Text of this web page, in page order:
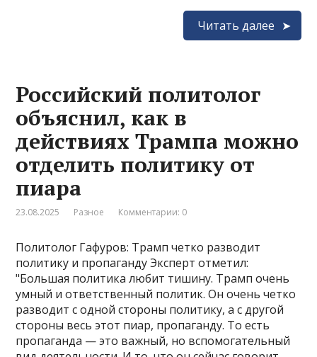
Читать далее
Российский политолог
объяснил, как в
действиях Трампа можно
отделить политику от
пиара
23.08.2025 Разное Комментарии: 0
Политолог Гафуров: Трамп четко разводит
политику и пропаганду Эксперт отметил:
"Большая политика любит тишину. Трамп очень
умный и ответственный политик. Он очень четко
разводит с одной стороны политику, а с другой
стороны весь этот пиар, пропаганду. То есть
пропаганда — это важный, но вспомогательный